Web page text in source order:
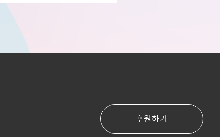
후원하기